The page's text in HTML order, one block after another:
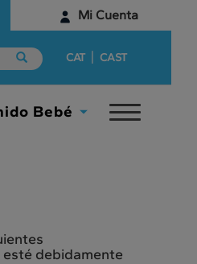
Mi Cuenta
Identifícate
Empieza aquí
CAT | CAST
Bebé
Toggle
debidamente